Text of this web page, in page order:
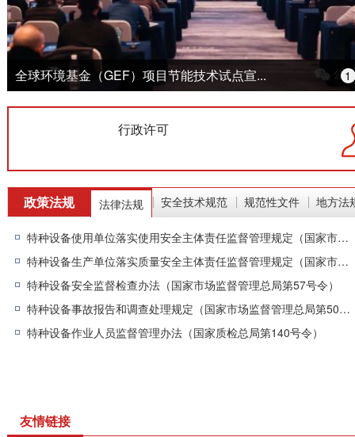
全球环境基金（GEF）项目节能技术试点宣... 1
行政许可
政策法规 法律法规 | 安全技术规范 | 规范性文件 | 地方法
特种设备使用单位落实使用安全主体责任监督管理规定（国家市场监督管理总局第74号令）
特种设备生产单位落实质量安全主体责任监督管理规定（国家市场监督管理总局第73号令）
特种设备安全监督检查办法（国家市场监督管理总局第57号令）
特种设备事故报告和调查处理规定（国家市场监督管理总局第50号令）
特种设备作业人员监督管理办法（国家质检总局第140号令）
友情链接